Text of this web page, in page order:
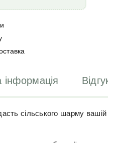
сільського шарму вашій